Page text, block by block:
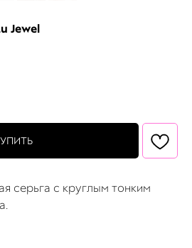
Jewel
серьга с круглым тонким